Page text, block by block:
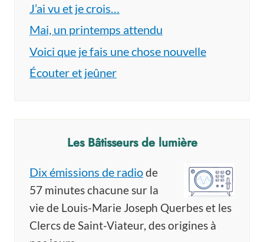
J’ai vu et je crois…
Mai, un printemps attendu
Voici que je fais une chose nouvelle
Écouter et jeûner
Les Bâtisseurs de lumière
Dix émissions de radiode
57 minutes chacune sur la
vie de Louis-Marie Joseph Querbes et les
Clercs de Saint-Viateur, des origines à